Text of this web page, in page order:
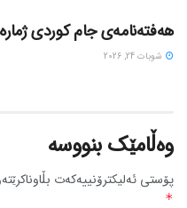
هەفتەنامەی جام کوردی ژمارەی
شوبات 24, 2026
وەڵامێک بنووسە
پۆستی ئەلیکترۆنییەکەت
*